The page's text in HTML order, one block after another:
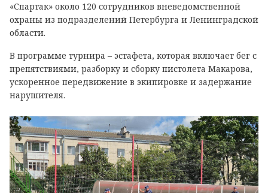
«Спартак» около 120 сотрудников вневедомственной
охраны из подразделений Петербурга и Ленинградской
области.
В программе турнира – эстафета, которая включает бег с
препятствиями, разборку и сборку пистолета Макарова,
ускоренное передвижение в экипировке и задержание
нарушителя.